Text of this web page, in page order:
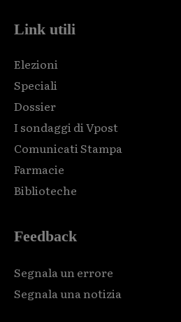
Link utili
Elezioni
Speciali
Dossier
I sondaggi di Vpost
Comunicati Stampa
Farmacie
Biblioteche
Feedback
Segnala un errore
Segnala una notizia